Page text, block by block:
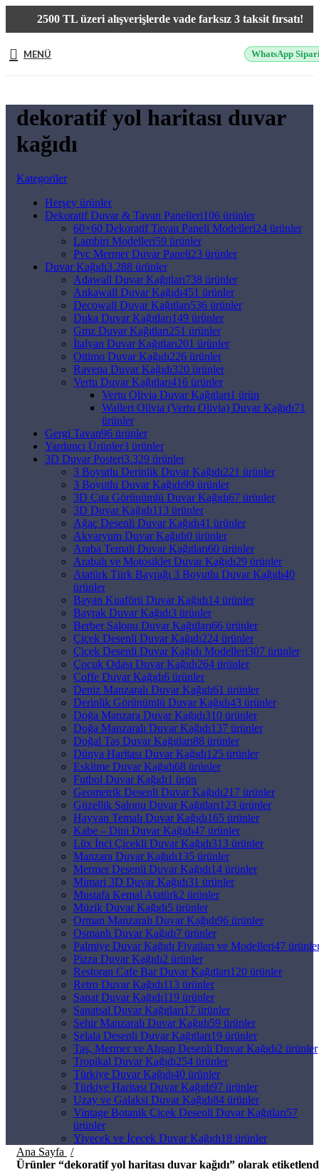
2500 TL üzeri alışverişlerde vade farksız 3 taksit fırsatı!
MENÜ WhatsApp
dekoratif yol haritası duvar
kağıdı
Kategoriler
Herşey ürünler
Dekoratif Duvar & Tavan Panelleri106 ürünler
60×60 Dekoratif Tavan Paneli Modelleri24 ürünler
Lambiri Modelleri59 ürünler
Pvc Mermer Duvar Paneli23 ürünler
Duvar Kağıdı3.288 ürünler
Adawall Duvar Kağıtları738 ürünler
Ankawall Duvar Kağıdı451 ürünler
Decowall Duvar Kağıtları536 ürünler
Duka Duvar Kağıtları149 ürünler
Gmz Duvar Kağıtları251 ürünler
İtalyan Duvar Kağıtları201 ürünler
Ottimo Duvar Kağıdı226 ürünler
Ravena Duvar Kağıdı320 ürünler
Vertu Duvar Kağıtları416 ürünler
Vertu Olivia Duvar Kağıtları1 ürün
Wallert Olivia (Vertu Olivia) Duvar Kağıdı71
ürünler
Gergi Tavan96 ürünler
Yardımcı Ürünler3 ürünler
3D Duvar Posteri3.329 ürünler
3 Boyutlu Derinlik Duvar Kağıdı221 ürünler
3 Boyutlu Duvar Kağıdı99 ürünler
3D Çıta Görünümlü Duvar Kağıdı67 ürünler
3D Duvar Kağıdı113 ürünler
Ağaç Desenli Duvar Kağıdı41 ürünler
Akvaryum Duvar Kağıdı0 ürünler
Araba Temalı Duvar Kağıtları60 ürünler
Arabalı ve Motosiklet Duvar Kağıdı29 ürünler
Atatürk Türk Bayrağı 3 Boyutlu Duvar Kağıdı40
ürünler
Bayan Kuaförü Duvar Kağıdı14 ürünler
Bayrak Duvar Kağıdı3 ürünler
Berber Salonu Duvar Kağıtları66 ürünler
Çiçek Desenli Duvar Kağıdı224 ürünler
Çiçek Desenli Duvar Kağıdı Modelleri307 ürünler
Çocuk Odası Duvar Kağıdı264 ürünler
Coffe Duvar Kağıdı6 ürünler
Deniz Manzaralı Duvar Kağıdı61 ürünler
Derinlik Görünümlü Duvar Kağıdı43 ürünler
Doğa Manzara Duvar Kağıdı310 ürünler
Doğa Manzaralı Duvar Kağıdı137 ürünler
Doğal Taş Duvar Kağıtları88 ürünler
Dünya Haritası Duvar Kağıdı125 ürünler
Eskitme Duvar Kağıdı68 ürünler
Futbol Duvar Kağıdı1 ürün
Geometrik Desenli Duvar Kağıdı217 ürünler
Güzellik Salonu Duvar Kağıtları123 ürünler
Hayvan Temalı Duvar Kağıdı165 ürünler
Kabe – Dini Duvar Kağıdı47 ürünler
Lüx İnci Çicekli Duvar Kağıdı313 ürünler
Manzara Duvar Kağıdı135 ürünler
Mermer Desenli Duvar Kağıdı14 ürünler
Mimari 3D Duvar Kağıdı31 ürünler
Mustafa Kemal Atatürk2 ürünler
Müzik Duvar Kağıdı5 ürünler
Orman Manzaralı Duvar Kağıdı96 ürünler
Osmanlı Duvar Kağıdı7 ürünler
Palmiye Duvar Kağıdı Fiyatları ve Modelleri47
Pizza Duvar Kağıdı2 ürünler
Restoran Cafe Bar Duvar Kağıtları120 ürünler
Retro Duvar Kağıdı113 ürünler
Sanat Duvar Kağıdı119 ürünler
Sanatsal Duvar Kağıtları17 ürünler
Şehir Manzaralı Duvar Kağıdı59 ürünler
Şelala Desenli Duvar Kağıtları19 ürünler
Taş, Mermer ve Ahşap Desenli Duvar Kağıdı2 ürünler
Tropikal Duvar Kağıdı254 ürünler
Türkiye Duvar Kağıdı40 ürünler
Türkiye Haritası Duvar Kağıdı97 ürünler
Uzay ve Galaksi Duvar Kağıdı84 ürünler
Vintage Botanik Çiçek Desenli Duvar Kağıtları57
ürünler
Yiyecek ve İçecek Duvar Kağıdı18 ürünler
Ana Sayfa
Ürünler “dekoratif yol haritası duvar kağıdı” olarak